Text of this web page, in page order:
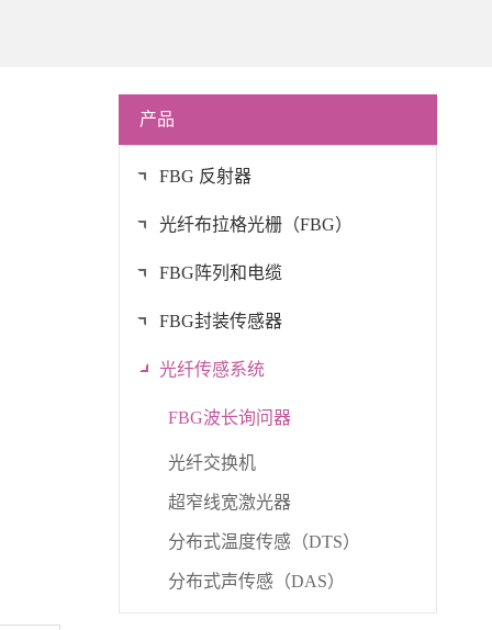
产品
FBG 反射器
光纤布拉格光栅（FBG）
FBG阵列和电缆
FBG封装传感器
光纤传感系统
FBG波长询问器
光纤交换机
超窄线宽激光器
分布式温度传感（DTS）
分布式声传感（DAS）